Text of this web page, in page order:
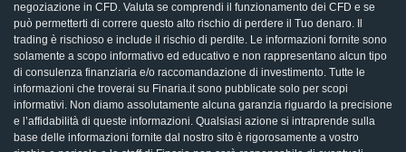
negoziazione in CFD. Valuta se comprendi il funzionamento dei CFD e se
può permetterti di correre questo alto rischio di perdere il Tuo denaro. Il
trading è rischioso e include il rischio di perdite. Le informazioni fornite sono
solamente a scopo informativo ed educativo e non rappresentano alcun tipo
di consulenza finanziaria e/o raccomandazione di investimento. Tutte le
informazioni che troverai su Finaria.it sono pubblicate solo per scopi
informativi. Non diamo assolutamente alcuna garanzia riguardo la precisione
e l’affidabilità di queste informazioni. Qualsiasi azione si intraprende sulla
base delle informazioni fornite dal nostro sito è rigorosamente a vostro